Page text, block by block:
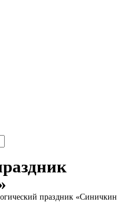
праздник «Синичкин